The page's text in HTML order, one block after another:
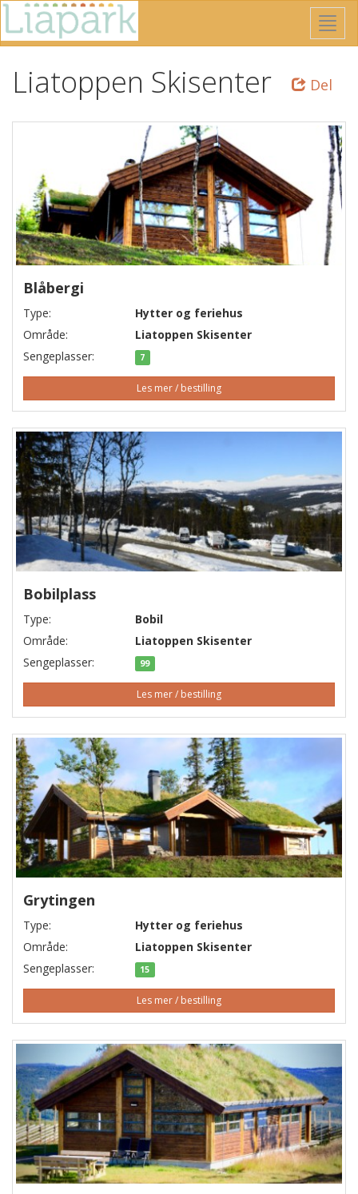
Gå
hovedinnhold
Skjul
/
Del
Liatoppen Skisenter
Blåbergi
Type:
Hytter og feriehus
Område:
Liatoppen Skisenter
Sengeplasser:
7
Les mer / bestilling
Bobilplass
Type:
Bobil
Område:
Liatoppen Skisenter
Sengeplasser:
99
Les mer / bestilling
Grytingen
Type:
Hytter og feriehus
Område:
Liatoppen Skisenter
Sengeplasser:
15
Les mer / bestilling